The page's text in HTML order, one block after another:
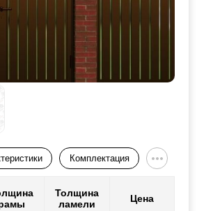
Комплектация
Толщина
ламели
Цена